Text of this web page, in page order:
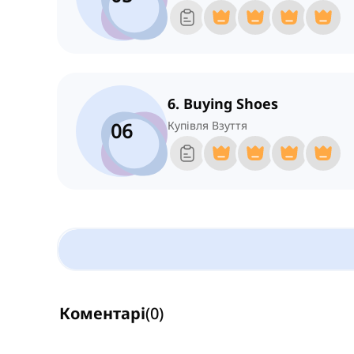
06
6. Buying Shoes
Купівля Взуття
Коментарі(0)